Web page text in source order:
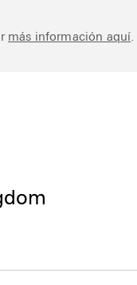
más información aquí